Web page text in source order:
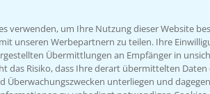
Raden - Fungizid
verwenden, um Ihre Nutzung dieser Website
unseren Werbepartnern zu teilen. Ihre
Übermittlungen an Empfänger in
das Risiko, dass Ihre derart übermittelten
unterliegen und